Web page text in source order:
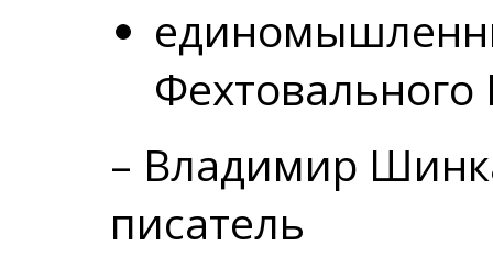
Фехтовального
– Владимир
писатель